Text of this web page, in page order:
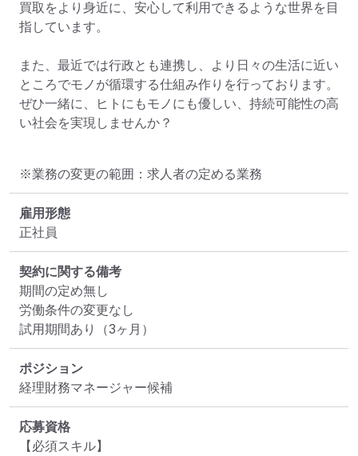
買取をより身近に、安心して利用できるような世界を目
指しています。
また、最近では行政とも連携し、より日々の生活に近い
ところでモノが循環する仕組み作りを行っております。
ぜひ一緒に、ヒトにもモノにも優しい、持続可能性の高
い社会を実現しませんか？
※業務の変更の範囲：求人者の定める業務
雇用形態
正社員
契約に関する備考
期間の定め無し
労働条件の変更なし
試用期間あり（3ヶ月）
ポジション
経理財務マネージャー候補
応募資格
【必須スキル】